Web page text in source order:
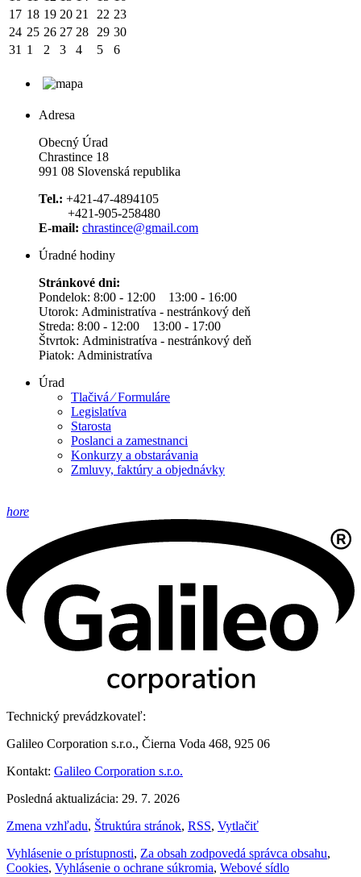
17 18 19 20 21 22 23
24 25 26 27 28 29 30
31 1 2 3 4 5 6
Adresa
Obecný Úrad
Chrastince 18
991 08 Slovenská republika
Tel.: +421-47-4894105
+421-905-258480
E-mail: chrastince@gmail.com
Úradné hodiny
Stránkové dni:
Pondelok: 8:00 - 12:00 13:00 - 16:00
Utorok: Administratíva - nestránkový deň
Streda: 8:00 - 12:00 13:00 - 17:00
Štvrtok: Administratíva - nestránkový deň
Piatok: Administratíva
Úrad
Tlačivá ⁄ Formuláre
Legislatíva
Starosta
Poslanci a zamestnanci
Konkurzy a obstarávania
Zmluvy, faktúry a objednávky
hore
Technický prevádzkovateľ:
Galileo Corporation s.r.o., Čierna Voda 468, 925 06
Kontakt: Galileo Corporation s.r.o.
Posledná aktualizácia: 29. 7. 2026
Zmena vzhľadu, Štruktúra stránok, RSS, Vytlačiť
Vyhlásenie o prístupnosti, Za obsah zodpovedá správca obsahu,
Cookies, Vyhlásenie o ochrane súkromia, Webové sídlo